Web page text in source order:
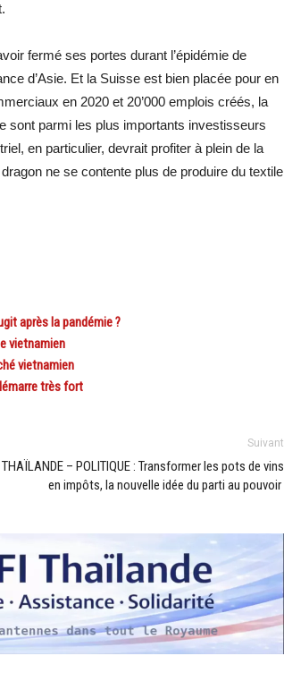
fermé ses portes durant l’épidémie de
d’Asie. Et la Suisse est bien placée pour en
en 2020 et 20’000 emplois créés, la
sont parmi les plus importants investisseurs
en particulier, devrait profiter à plein de la
ne se contente plus de produire du textile
après la pandémie ?
vietnamien
vietnamien
très fort
Suivant
THAÏLANDE – POLITIQUE : Transformer les pots de vins
en impôts, la nouvelle idée du parti au pouvoir